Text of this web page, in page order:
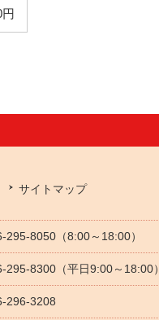
円
サイトマップ
295-8050（8:00～18:00）
295-8300（平日9:00～18:00）
296-3208